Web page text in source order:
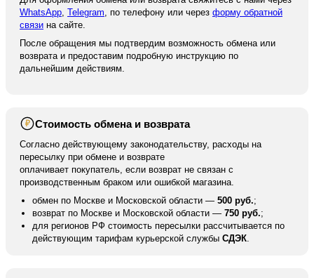
WhatsApp, Telegram, по телефону или через форму обратной
связи на сайте.
После обращения мы подтвердим возможность обмена или
возврата и предоставим подробную инструкцию по
дальнейшим действиям.
₽ Стоимость обмена и возврата
Согласно действующему законодательству, расходы на
пересылку при обмене и возврате
оплачивает покупатель, если возврат не связан с
производственным браком или ошибкой магазина.
обмен по Москве и Московской области — 500 руб.;
возврат по Москве и Московской области — 750 руб.;
для регионов РФ стоимость пересылки рассчитывается по
действующим тарифам курьерской службы СДЭК.